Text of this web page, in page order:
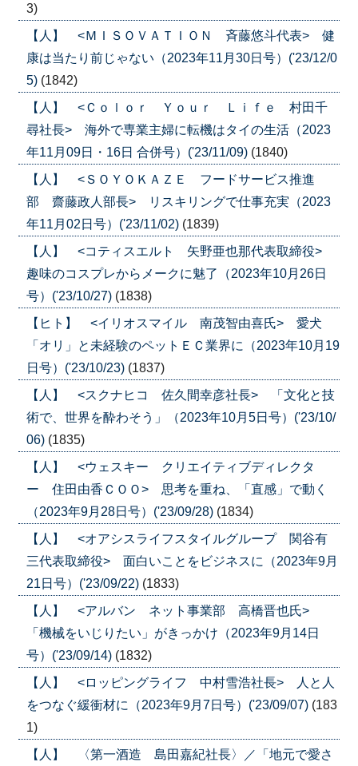
3)
【人】 <ＭＩＳＯＶＡＴＩＯＮ 斉藤悠斗代表> 健
康は当たり前じゃない（2023年11月30日号）('23/12/0
5) (1842)
【人】 <Ｃｏｌｏｒ Ｙｏｕｒ Ｌｉｆｅ 村田千
尋社長> 海外で専業主婦に転機はタイの生活（2023
年11月09日・16日 合併号）('23/11/09) (1840)
【人】 <ＳＯＹＯＫＡＺＥ フードサービス推進
部 齋藤政人部長> リスキリングで仕事充実（2023
年11月02日号）('23/11/02) (1839)
【人】 <コティスエルト 矢野亜也那代表取締役>
趣味のコスプレからメークに魅了（2023年10月26日
号）('23/10/27) (1838)
【ヒト】 <イリオスマイル 南茂智由喜氏> 愛犬
「オリ」と未経験のペットＥＣ業界に（2023年10月19
日号）('23/10/23) (1837)
【人】 <スクナヒコ 佐久間幸彦社長> 「文化と技
術で、世界を酔わそう」（2023年10月5日号）('23/10/
06) (1835)
【人】 <ウェスキー クリエイティブディレクタ
ー 住田由香ＣＯＯ> 思考を重ね、「直感」で動く
（2023年9月28日号）('23/09/28) (1834)
【人】 <オアシスライフスタイルグループ 関谷有
三代表取締役> 面白いことをビジネスに（2023年9月
21日号）('23/09/22) (1833)
【人】 <アルバン ネット事業部 高橋晋也氏>
「機械をいじりたい」がきっかけ（2023年9月14日
号）('23/09/14) (1832)
【人】 <ロッピングライフ 中村雪浩社長> 人と人
をつなぐ緩衝材に（2023年9月7日号）('23/09/07) (183
1)
【人】 〈第一酒造 島田嘉紀社長〉／「地元で愛さ